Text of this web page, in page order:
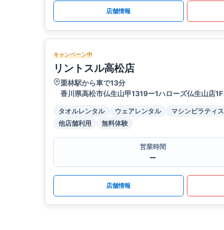
店舗情報
キャンペーン中
リントスル高松店
栗林駅から車で13分
香川県高松市仏生山甲1319ー1ハローズ仏生山店1F
タオルレンタル ウェアレンタル マシンピラティス
他店舗利用
無料体験
営業時間
ー
店舗情報